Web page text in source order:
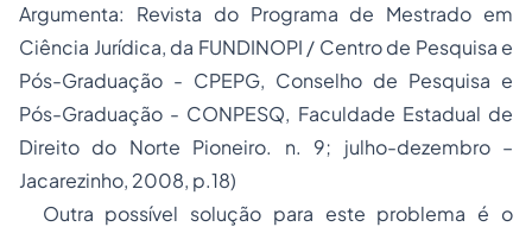
Argumenta: Revista do Programa de Mestrado em
Ciência Jurídica, da FUNDINOPI / Centro de Pesquisa e
Pós-Graduação - CPEPG, Conselho de Pesquisa e
Pós-Graduação - CONPESQ, Faculdade Estadual de
Direito do Norte Pioneiro. n. 9; julho-dezembro –
Jacarezinho, 2008, p.18)
Outra possível solução para este problema é o